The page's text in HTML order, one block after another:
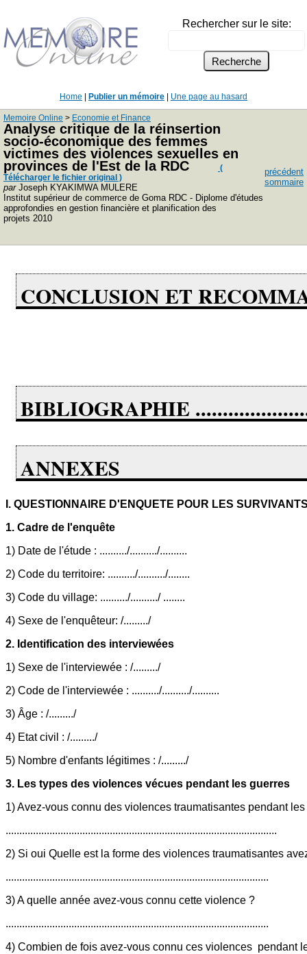
Rechercher sur le site:
Home Publier un mémoire Une page au hasard
Memoire Online > Economie et Finance
Analyse critique de la réinsertion
socio-économique des femmes
victimes des violences sexuelles en
provinces de l'Est de la RDC
(
Télécharger le fichier original )
parJoseph KYAKIMWA MULERE
Institut supérieur de commerce de Goma RDC - Diplome d'études
approfondies en gestion financière et planification des
projets 2010
précédent
sommaire
CONCLUSION ET
BIBLIOGRAPHIE
ANNEXES
I. QUESTIONNAIRE D'ENQUETE POUR LES
1. Cadre de l'enquête
1) Date de l'étude : ........../........../..........
2) Code du territoire: ........../........../........
3) Code du village: ........../........../ ........
4) Sexe de l'enquêteur: /........./
2. Identification des interviewées
1) Sexe de l'interviewée : /........./
2) Code de l'interviewée : ........../........../..........
3) Âge : /........./
4) Etat civil : /........./
5) Nombre d'enfants légitimes : /........./
3. Les types des violences vécues pendant les guerres
1) Avez-vous connu des violences traumatisantes pendant
...................................................................................................
2) Si oui Quelle est la forme des violences traumatisantes
................................................................................................
3) A quelle année avez-vous connu cette violence ?
................................................................................................
4) Combien de fois avez-vous connu ces violences pendant